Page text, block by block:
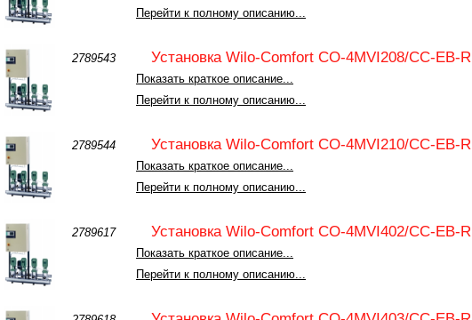
Перейти к полному описанию...
2789543 Установка Wilo-Comfort CO-4MVI208/CC-EB-R
Показать краткое описание...
Перейти к полному описанию...
2789544 Установка Wilo-Comfort CO-4MVI210/CC-EB-R
Показать краткое описание...
Перейти к полному описанию...
2789617 Установка Wilo-Comfort CO-4MVI402/CC-EB-R
Показать краткое описание...
Перейти к полному описанию...